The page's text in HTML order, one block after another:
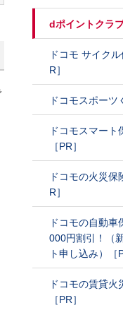
dポイントクラ
ドコモ サイク
R］
ドコモスポーツ
ドコモスマート
［PR］
ドコモの火災保
R］
ドコモの自動車
000円割引！（
ト申し込み）［
ドコモの賃貸火
［PR］